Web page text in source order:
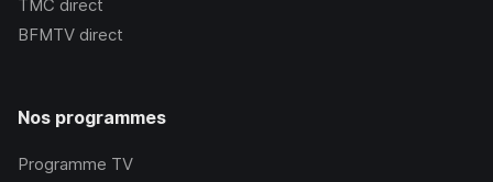
TMC direct
BFMTV direct
Nos programmes
Programme TV